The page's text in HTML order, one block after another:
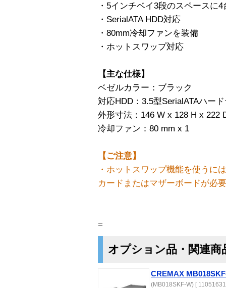
・5インチベイ3段のスペースに
・SerialATA HDD対応
・80mm冷却ファンを装備
・ホットスワップ対応
【主な仕様】
ベゼルカラー：ブラック
対応HDD：3.5型SerialATAハー
外形寸法：146 W x 128 H x 222
冷却ファン：80 mm x 1
【ご注意】
・ホットスワップ機能を使うに
カードまたはマザーボードが必
=
オプション品・関連商
CREMAX
(MB018SKF-W) [